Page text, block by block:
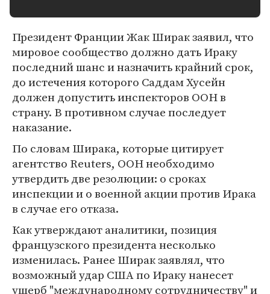
Президент Франции Жак Ширак заявил, что
мировое сообщество должно дать Ираку
последний шанс и назначить крайний срок,
до истечения которого Саддам Хусейн
должен допустить инспекторов ООН в
страну. В противном случае последует
наказание.
По словам Ширака, которые цитирует
агентство Reuters, ООН необходимо
утвердить две резолюции: о сроках
инспекции и о военной акции против Ирака
в случае его отказа.
Как утверждают аналитики, позиция
французского президента несколько
изменилась. Ранее Ширак заявлял, что
возможный удар США по Ираку нанесет
ущерб "международному сотрудничеству" и